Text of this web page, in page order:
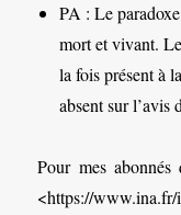
PA : Le
mort et vivant.
la fois présent à
absent sur l’avis
Pour mes
<https://www.ina.fr/